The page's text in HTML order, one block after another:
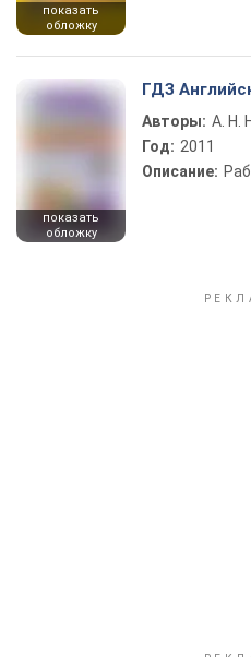
показать
обложку
показать
обложку
ГДЗ
Авторы: А. Н.
Год: 2011
Описание: